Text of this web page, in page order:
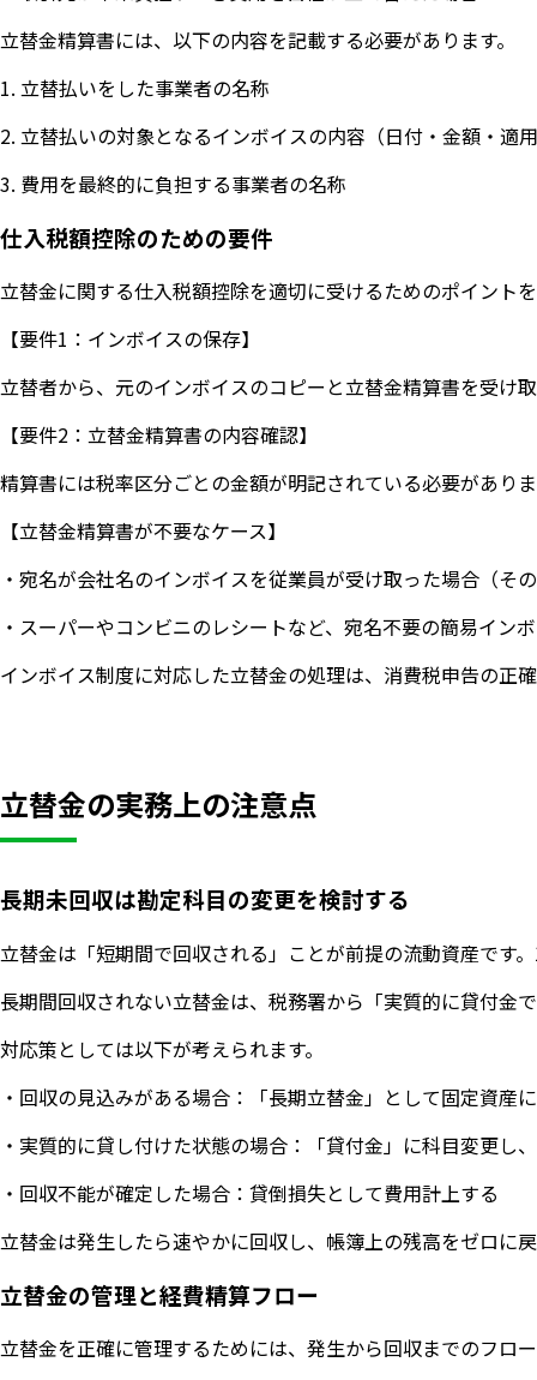
立替金精算書には、以下の内容を記載する必要があります。
1. 立替払いをした事業者の名称
2. 立替払いの対象となるインボイスの内容（日付・金額・適
3. 費用を最終的に負担する事業者の名称
仕入税額控除のための要件
立替金に関する仕入税額控除を適切に受けるためのポイント
【要件1：インボイスの保存】
立替者から、元のインボイスのコピーと立替金精算書を受け
【要件2：立替金精算書の内容確認】
精算書には税率区分ごとの金額が明記されている必要があり
【立替金精算書が不要なケース】
・宛名が会社名のインボイスを従業員が受け取った場合（そ
・スーパーやコンビニのレシートなど、宛名不要の簡易イン
インボイス制度に対応した立替金の処理は、消費税申告の正
立替金の実務上の注意点
長期未回収は勘定科目の変更を検討する
立替金は「短期間で回収される」ことが前提の流動資産です
長期間回収されない立替金は、税務署から「実質的に貸付金
対応策としては以下が考えられます。
・回収の見込みがある場合：「長期立替金」として固定資産
・実質的に貸し付けた状態の場合：「貸付金」に科目変更し
・回収不能が確定した場合：貸倒損失として費用計上する
立替金は発生したら速やかに回収し、帳簿上の残高をゼロに
立替金の管理と経費精算フロー
立替金を正確に管理するためには、発生から回収までのフロ